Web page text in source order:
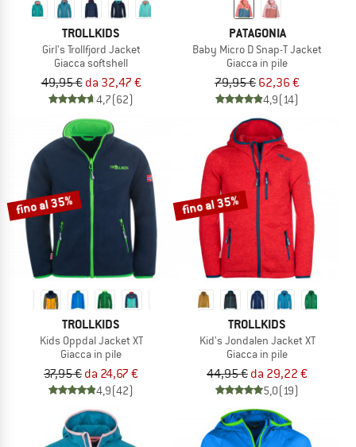
TROLLKIDS
Girl's Trollfjord Jacket
Giacca softshell
49,95 € da 32,47 €
4,7(62)
PATAGONIA
Baby Micro D Snap-T Jacket
Giacca in pile
79,95 € 62,36 €
4,9(14)
fino al 35%
TROLLKIDS
Kids Oppdal Jacket XT
Giacca in pile
37,95 € da 24,67 €
4,9(42)
fino al 35%
TROLLKIDS
Kid's Jondalen Jacket XT
Giacca in pile
44,95 € da 29,22 €
5,0(19)